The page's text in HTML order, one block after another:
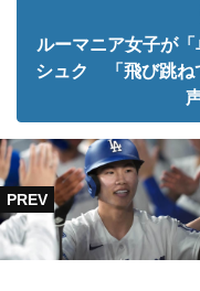
ルーマニア女子が
シュク 「飛び跳ね